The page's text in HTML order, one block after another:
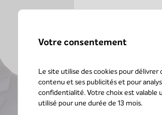
A son
PME
Ardens IV
En parallèle,
ainsi que de
Votre consentement
Le site utilise des cookies pour
contenu et ses publicités et pour
confidentialité. Votre choix est
utilisé pour une durée de 13 mois.